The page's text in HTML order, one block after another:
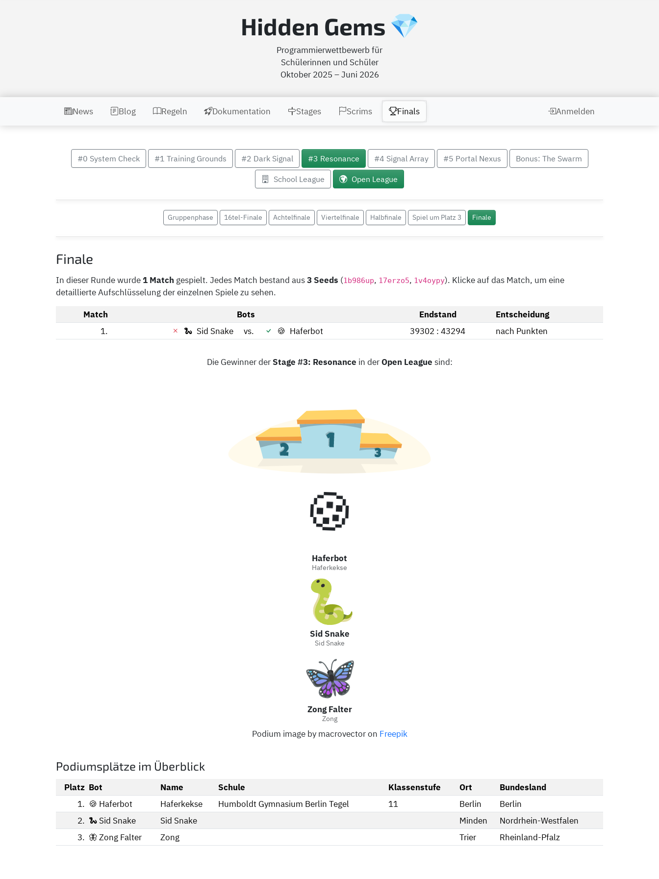
Hidden Gems
Programmierwettbewerb für
Schülerinnen und Schüler
Oktober 2025 – Juni 2026
News Blog Regeln Dokumentation Stages Scrims Finals Anmelden
#0 System Check #1 Training Grounds #2 Dark Signal #3 Resonance #4 Signal Array #5 Portal Nexus Bonus: The Swarm
School League Open League
Gruppenphase 16tel-Finale Achtelfinale Viertelfinale Halbfinale Spiel um Platz 3 Finale
Finale
In dieser Runde wurde1 Match gespielt. Jedes Match bestand aus3 Seeds (1b986up, 17erzo5, 1v4oypy). Klicke auf das Match, um eine
detaillierte Aufschlüsselung der einzelnen Spiele zu sehen.
Match
Bots Endstand
Entscheidung
1.
🐍 Sid Snake vs. 🍪 Haferbot 39302 : 43294 nach Punkten
Die Gewinner der Stage #3: Resonance in derOpen League sind:
🍪
Haferbot
Haferkekse
Sid Snake
Sid Snake
Zong Falter
Zong
Podium image by macrovector on Freepik
Podiumsplätze im Überblick
Platz Bot Name Schule Klassenstufe Ort
Bundesland
1. 🍪 Haferbot Haferkekse Humboldt Gymnasium Berlin Tegel 11 Berlin
Berlin
2. 🐍 Sid Snake Sid Snake Minden
Nordrhein-Westfalen
3. 🦋 Zong Falter Zong Trier Rheinland-Pfalz